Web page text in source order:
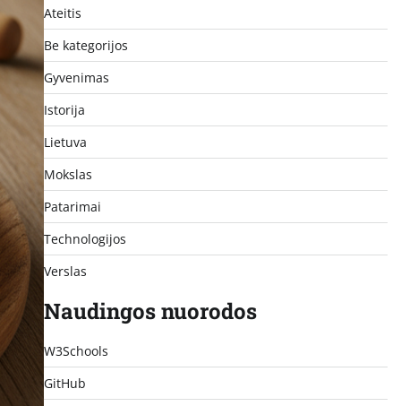
Ateitis
Be kategorijos
Gyvenimas
Istorija
Lietuva
Mokslas
Patarimai
Technologijos
Verslas
Naudingos nuorodos
W3Schools
GitHub